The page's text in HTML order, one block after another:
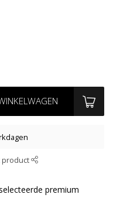
product
premium